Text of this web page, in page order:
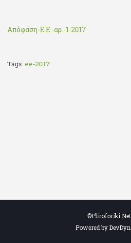
Απόφαση-Ε.Ε.-αρ.-1-2017
Tags: ee-2017
©Pliroforiki Net
Powered by